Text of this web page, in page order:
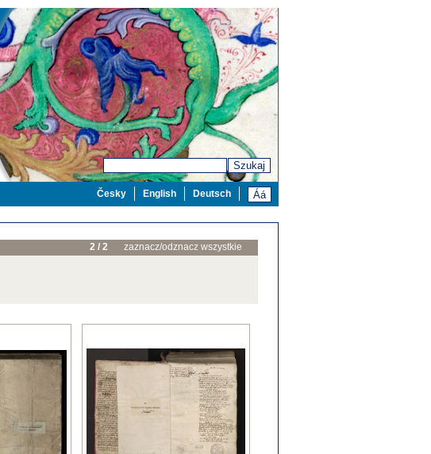
Szukaj
Deutsch
English
Česky
2 / 2 zaznacz/odznacz wszystkie